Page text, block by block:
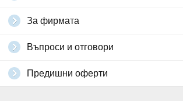
За фирмата
Въпроси и отговори
Предишни оферти